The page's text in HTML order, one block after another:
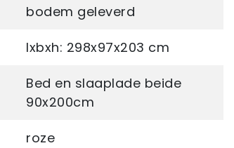
bodem geleverd
lxbxh: 298x97x203 cm
Bed en slaaplade beide
90x200cm
roze